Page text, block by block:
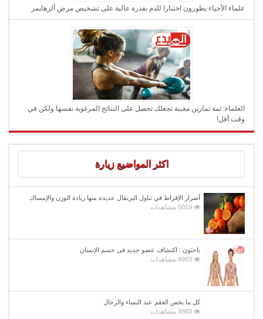
علماء الأحياء يطورون اختبارا للدم بقدرة عالية على تشخيص مرض ألزهايمر
العلماء: ثمة تمارين معينة تجعلك تحصل على النتائج المرغوبة نفسها ولكن في
وقت أقل!
اكثر المواضيع زيارة
أضرار الإفراط في تناول البرتقال عديدة منها زيادة الوزن والإمساك
5019 مشاهدات
باحثون : اكتشاف عضو جديد فى جسم الإنسان
4983 مشاهدات
كل ما يخص العقم عند النساء والرجال
4983 مشاهدات